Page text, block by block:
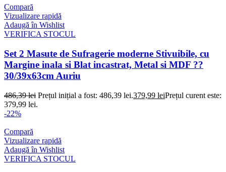
Compară
Vizualizare rapidă
Adaugă în Wishlist
VERIFICA STOCUL
Set 2 Masute de Sufragerie moderne Stivuibile, cu
Margine inala si Blat incastrat, Metal si MDF ??
30/39x63cm Auriu
486,39lei Prețul inițial a fost: 486,39 lei.379,99 leiPrețul curent este:
379,99 lei.
-22%
Compară
Vizualizare rapidă
Adaugă în Wishlist
VERIFICA STOCUL